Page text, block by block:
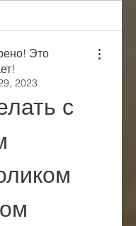
Это
2023
с